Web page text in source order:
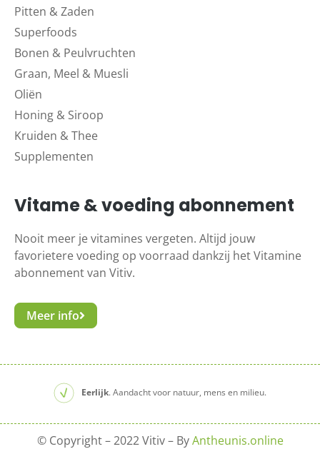
Pitten & Zaden
Superfoods
Bonen & Peulvruchten
Graan, Meel & Muesli
Oliën
Honing & Siroop
Kruiden & Thee
Supplementen
Vitame & voeding abonnement
Nooit meer je vitamines vergeten. Altijd jouw
favorietere voeding op voorraad dankzij het Vitamine
abonnement van Vitiv.
Meer info
Eerlijk. Aandacht voor natuur, mens en milieu.
© Copyright – 2022 Vitiv – ByAntheunis.online